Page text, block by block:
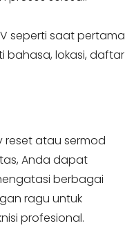
seperti saat pertama
bahasa, lokasi, daftar
atau sermod
Anda dapat
berbagai
ragu untuk
profesional.